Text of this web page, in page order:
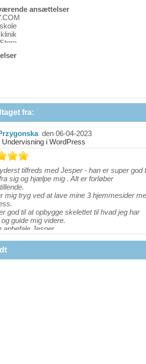
Opslag, kampagner og strategi på tværs af
– Tekster, billeder og videoer, der skaber
kampagner på Meta, Google og
ansættelser
fra:
den 06-04-2023
i WordPress
tilfreds med Jesper - han er super god
sig og hjælpe mig . Alt er forløber
mig tryg ved at lave mine 3 hjemmesider
god til at opbygge skelettet til hvad jeg har
guide mig videre.
anbefale Jesper.
Wanda P.